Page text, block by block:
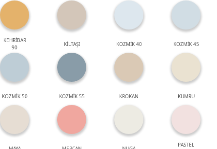
KEHRİBAR
90
KİLTAŞI KOZMİK 40 KOZMİK 45
KOZMİK 50 KOZMİK 55 KROKAN KUMRU
PASTEL